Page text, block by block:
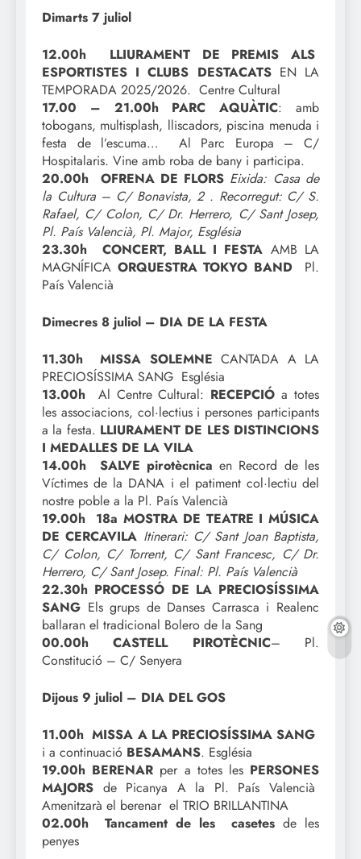
Dimarts 7 juliol
12.00h LLIURAMENT DE PREMIS ALS
ESPORTISTES I CLUBS DESTACATSEN LA
TEMPORADA 2025/2026. Centre Cultural
17.00 – 21.00h PARC AQUÀTIC: amb
tobogans, multisplash, lliscadors, piscina menuda i
festa de l’escuma… Al Parc Europa – C/
Hospitalaris. Vine amb roba de bany i participa.
20.00h OFRENA DE FLORS Eixida: Casa de
la Cultura – C/ Bonavista, 2 . Recorregut: C/ S.
Rafael, C/ Colon, C/ Dr. Herrero, C/ Sant Josep,
Pl. País Valencià, Pl. Major, Església
23.30h CONCERT, BALL I FESTA AMB LA
MAGNÍFICA ORQUESTRA TOKYO BANDPl.
País Valencià
Dimecres 8 juliol – DIA DE LA FESTA
11.30h MISSA SOLEMNE CANTADA A LA
PRECIOSÍSSIMA SANG Església
13.00h Al Centre Cultural: RECEPCIÓ a totes
les associacions, col·lectius i persones participants
a la festa. LLIURAMENT DE LES DISTINCIONS
I MEDALLES DE LA VILA
14.00h SALVE pirotècnica en Record de les
Víctimes de la DANA i el patiment col·lectiu del
nostre poble a la Pl. País Valencià
19.00h 18a MOSTRA DE TEATRE I MÚSICA
DE CERCAVILA Itinerari: C/ Sant Joan Baptista,
C/ Colon, C/ Torrent, C/ Sant Francesc, C/ Dr.
Herrero, C/ Sant Josep. Final: Pl. País Valencià
22.30h PROCESSÓ DE LA PRECIOSÍSSIMA
SANG Els grups de Danses Carrasca i Realenc
ballaran el tradicional Bolero de la Sang
00.00h CASTELL PIROTÈCNIC– Pl.
Constitució – C/ Senyera
Dijous 9 juliol – DIA DEL GOS
11.00h MISSA A LA PRECIOSÍSSIMA SANG
i a continuació BESAMANS. Església
19.00h BERENAR per a totes les PERSONES
MAJORS de Picanya A la Pl. País Valencià
Amenitzarà el berenar el TRIO BRILLANTINA
02.00h Tancament de les casetes de les
penyes